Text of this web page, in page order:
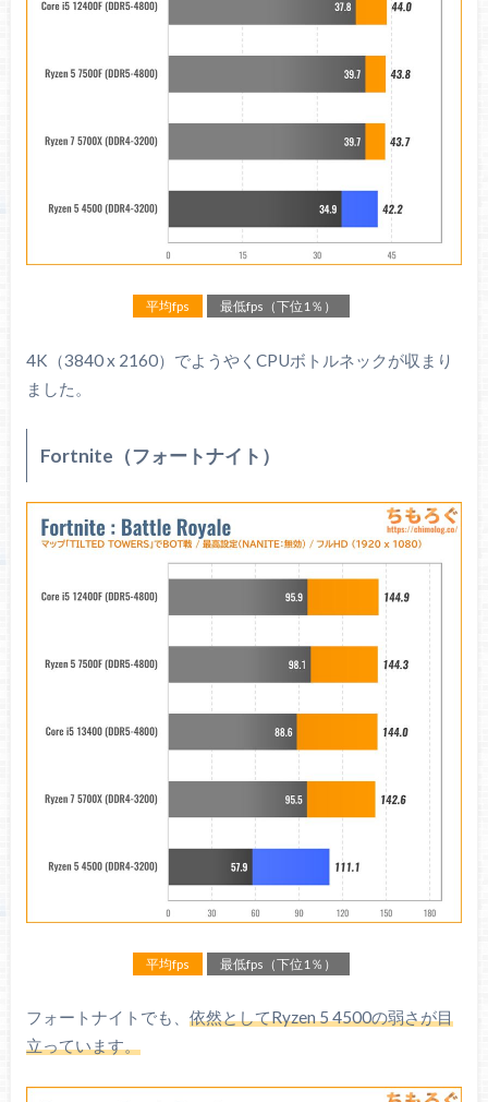
平均fps 最低fps（下位1％）
4K（3840 x 2160）でようやくCPUボトルネックが収まり
ました。
Fortnite（フォートナイト）
平均fps 最低fps（下位1％）
フォートナイトでも、 依然としてRyzen 5 4500の弱さが目
立っています。